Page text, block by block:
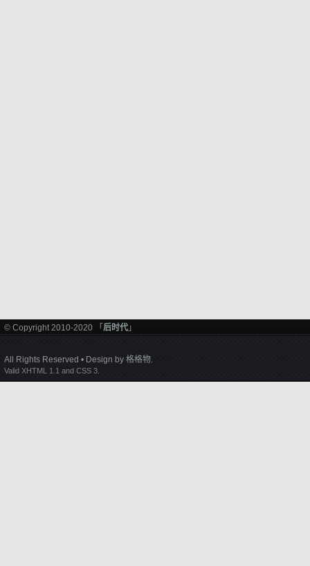
© Copyright 2010-2020 「 后时代 」
All Rights Reserved • Design by 格格物.
Valid XHTML 1.1 and CSS 3.